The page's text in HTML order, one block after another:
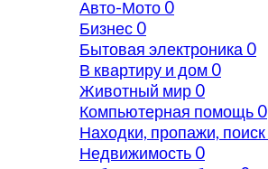
Авто-Мото 0
Бизнес 0
Бытовая электроника 0
В квартиру и дом 0
Животный мир 0
Компьютерная помощь 0
Находки, пропажи, поиск
Недвижимость 0